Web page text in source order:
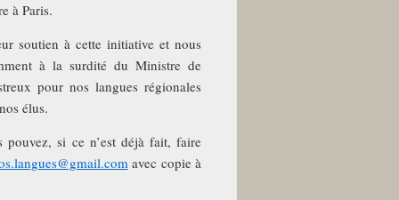
à Paris.
soutien à cette initiative et nous
à la surdité du Ministre de
pour nos langues régionales
élus.
pouvez, si ce n’est déjà fait, faire
avec copie à